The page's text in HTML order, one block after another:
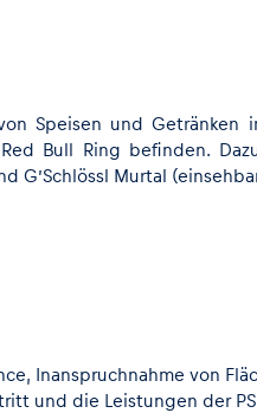
Speisen und Getränken
Bull Ring befinden.
G’Schlössl Murtal
Inanspruchnahme von
und die Leistungen der